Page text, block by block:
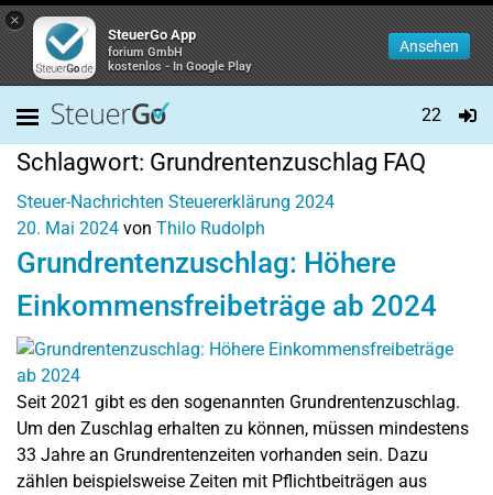
×
SteuerGo App
forium GmbH
kostenlos - In Google Play
Ansehen
22
Schlagwort: Grundrentenzuschlag FAQ
Steuer-Nachrichten Steuererklärung 2024
20. Mai 2024 von Thilo Rudolph
Grundrentenzuschlag: Höhere
Einkommensfreibeträge ab 2024
Seit 2021 gibt es den sogenannten Grundrentenzuschlag.
Um den Zuschlag erhalten zu können, müssen mindestens
33 Jahre an Grundrentenzeiten vorhanden sein. Dazu
zählen beispielsweise Zeiten mit Pflichtbeiträgen aus